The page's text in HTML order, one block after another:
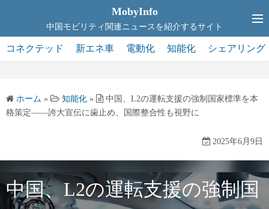
テ
ン
ス
キ
MobyInfo
中国モビリティ関連ニュースを紹介するサイト
コネクテッド 新エネ車 電動化 知能化 シェアリング
ホーム » 知能化 »
中国、L2の運転支援の強制国家標準を本
格策定――誇大宣伝に歯止め、国際整合性も視野に
2025年6月9日
中国、L2の運転支援の強制国